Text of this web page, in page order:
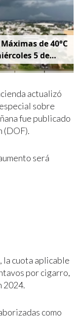
de 40°C
5 de
actualizó
sobre
fue publicado
(DOF).
será
la cuota aplicable
por cigarro,
2024.
como